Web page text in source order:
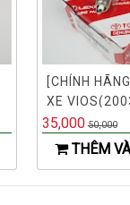
[CHÍNH
XE
YARIS
K16R-U)
35,000 50,000
THÊM